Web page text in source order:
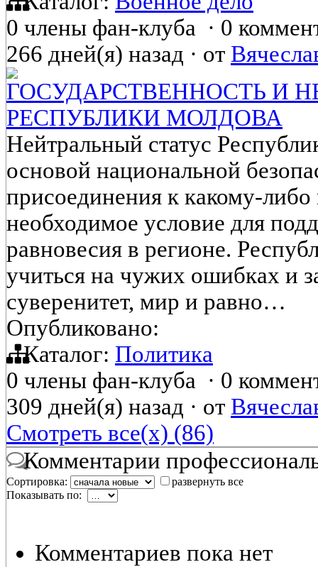
0 члены фан-клуба · 0
266 дней(я) назад · от
ГОСУДАРСТВЕННОСТЬ И
РЕСПУБЛИКИ МОЛДОВА
Нейтральный статус
основой национальной
присоединения к какому-
необходимое условие для
равновесия в регионе.
учиться на чужих ошибках и
суверенитет, мир и равно…
Опубликовано:
Каталог: Политика
0 члены фан-клуба · 0
309 дней(я) назад · от
Смотреть все(х) (86)
Комментарии
Сортировка:
развернуть все
Показывать по:
Комментариев пока нет